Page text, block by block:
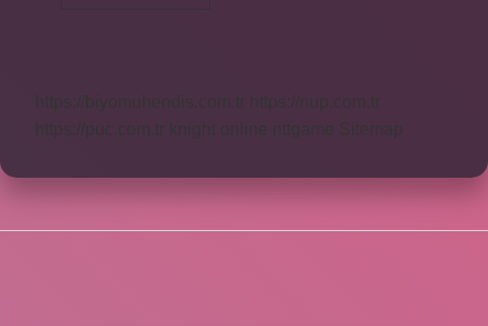
https://nup.com.tr
nttgame Sitemap